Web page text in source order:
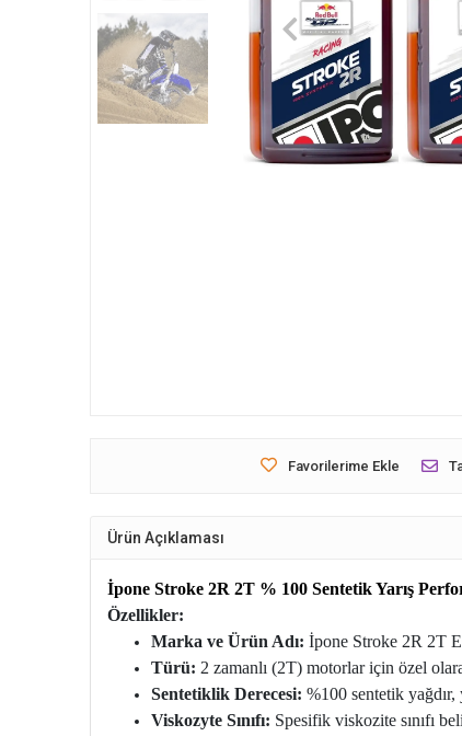
Favorilerime Ekle
Ürün Açıklaması
İpone Stroke 2R 2T % 100 Sentetik Yarış
Özellikler:
Marka ve Ürün Adı: İpone Stroke 2R 2T
Türü: 2 zamanlı (2T) motorlar için özel
Sentetiklik Derecesi: %100 sentetik yağdır,
Viskozyte Sınıfı: Spesifik viskozite sınıfı